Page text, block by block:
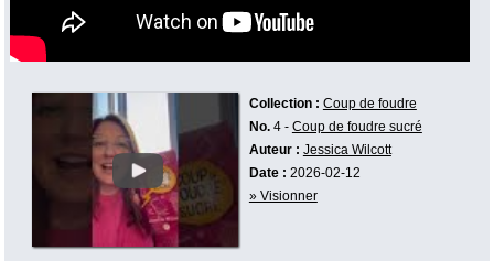
Collection : Coup de foudre
No.4 - Coup de foudre sucré
Auteur : Jessica Wilcott
Date : 2026-02-12
» Visionner